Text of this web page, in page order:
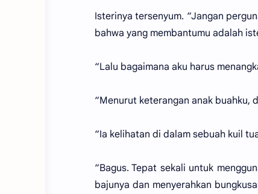
Isterinya tersenyum. “Jangan
bahwa yang membantumu adalah
“Lalu bagaimana aku harus
“Menurut keterangan anak buahku,
“Ia kelihatan di dalam sebuah kuil
“Bagus. Tepat sekali untuk
bajunya dan menyerahkan